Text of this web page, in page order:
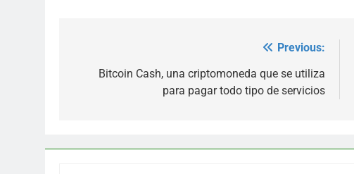
navigation
Previous:
Bitcoin Cash, una criptomoneda que se utiliza
para pagar todo tipo de servicios